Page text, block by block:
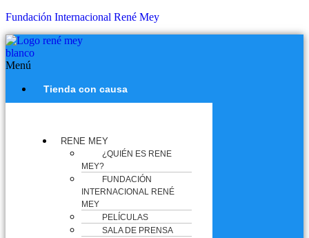
Fundación Internacional René Mey
Menú
Tienda con causa
RENE MEY
¿QUIÉN ES RENE
MEY?
FUNDACIÓN
INTERNACIONAL RENÉ
MEY
PELÍCULAS
SALA DE PRENSA